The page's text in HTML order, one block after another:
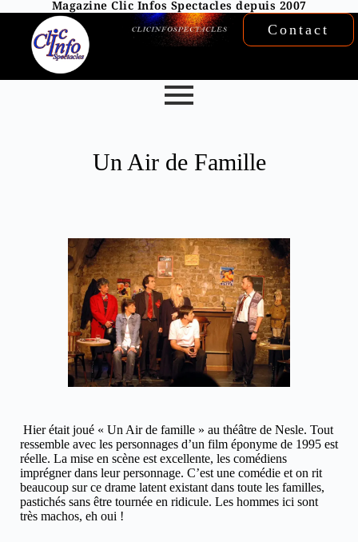
Magazine Clic Infos Spectacles depuis 2007
Contact
Un Air de Famille
Hier était joué « Un Air de famille » au théâtre de Nesle. Tout
ressemble avec les personnages d’un film éponyme de 1995 est
réelle. La mise en scène est excellente, les comédiens
imprégner dans leur personnage. C’est une comédie et on rit
beaucoup sur ce drame latent existant dans toute les familles,
pastichés sans être tournée en ridicule. Les hommes ici sont
très machos, eh oui !